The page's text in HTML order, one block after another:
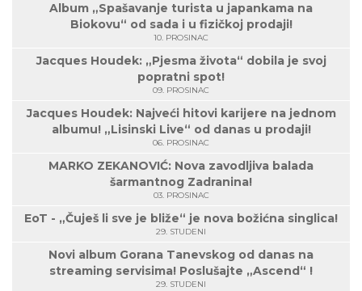
Album „Spašavanje turista u japankama na
Biokovu“ od sada i u fizičkoj prodaji!
10. PROSINAC
Jacques Houdek: „Pjesma života“ dobila je svoj
popratni spot!
09. PROSINAC
Jacques Houdek: Najveći hitovi karijere na jednom
albumu! „Lisinski Live“ od danas u prodaji!
06. PROSINAC
MARKO ZEKANOVIĆ: Nova zavodljiva balada
šarmantnog Zadranina!
03. PROSINAC
EoT - „Čuješ li sve je bliže“ je nova božićna singlica!
29. STUDENI
Novi album Gorana Tanevskog od danas na
streaming servisima! Poslušajte „Ascend“ !
29. STUDENI